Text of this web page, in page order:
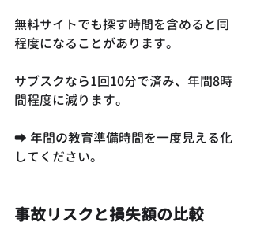
無料サイトでも探す時間を含めると同
程度になることがあります。
サブスクなら1回10分で済み、年間8時
間程度に減ります。
➡ 年間の教育準備時間を一度見える化
してください。
事故リスクと損失額の比較